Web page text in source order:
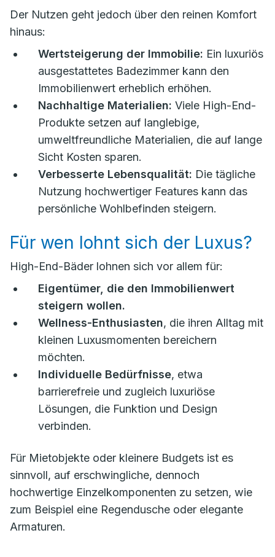
Der Nutzen geht jedoch über den reinen Komfort
hinaus:
Wertsteigerung der Immobilie: Ein luxuriös
ausgestattetes Badezimmer kann den
Immobilienwert erheblich erhöhen.
Nachhaltige Materialien: Viele High-End-
Produkte setzen auf langlebige,
umweltfreundliche Materialien, die auf lange
Sicht Kosten sparen.
Verbesserte Lebensqualität: Die tägliche
Nutzung hochwertiger Features kann das
persönliche Wohlbefinden steigern.
Für wen lohnt sich der Luxus?
High-End-Bäder lohnen sich vor allem für:
Eigentümer, die den Immobilienwert
steigern wollen.
Wellness-Enthusiasten, die ihren Alltag mit
kleinen Luxusmomenten bereichern
möchten.
Individuelle Bedürfnisse, etwa
barrierefreie und zugleich luxuriöse
Lösungen, die Funktion und Design
verbinden.
Für Mietobjekte oder kleinere Budgets ist es
sinnvoll, auf erschwingliche, dennoch
hochwertige Einzelkomponenten zu setzen, wie
zum Beispiel eine Regendusche oder elegante
Armaturen.